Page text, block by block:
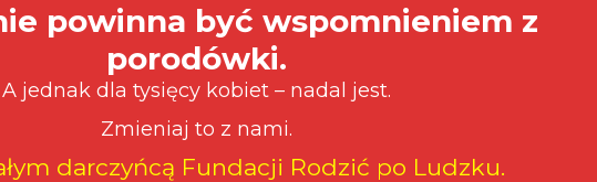
Czytaj także:
powinna być wspomnieniem z
porodówki.
A jednak dla tysięcy kobiet – nadal jest.
Zmieniaj to z nami.
darczyńcą Fundacji Rodzić po Ludzku.